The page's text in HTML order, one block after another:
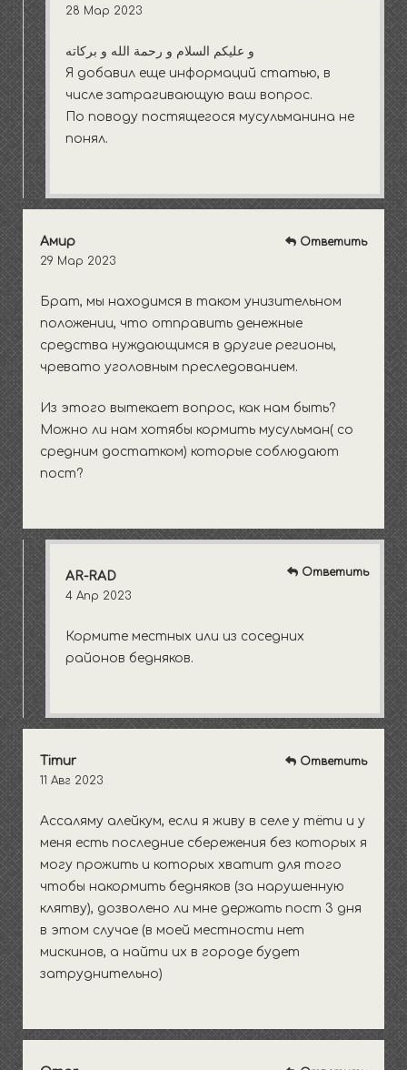
28 Мар 2023
و عليكم السلام و رحمة الله و بركاته
Я добавил еще информаций статью, в
числе затрагивающую ваш вопрос.
По поводу постящегося мусульманина не
понял.
Амир
29 Мар 2023
Брат, мы находимся в таком унизительном
положении, что отправить денежные
средства нуждающимся в другие регионы,
чревато уголовным преследованием.
Из этого вытекает вопрос, как нам быть?
Можно ли нам хотябы кормить мусульман( со
средним достатком) которые соблюдают
пост?
Ответить
AR-RAD
4 Апр 2023
Кормите местных или из соседних
районов бедняков.
Ответить
Тimur
11 Авг 2023
Ассаляму алейкум, если я живу в селе у тёти и у
меня есть последние сбережения без которых я
могу прожить и которых хватит для того
чтобы накормить бедняков (за нарушенную
клятву), дозволено ли мне держать пост 3 дня
в этом случае (в моей местности нет
мискинов, а найти их в городе будет
затруднительно)
Ответить